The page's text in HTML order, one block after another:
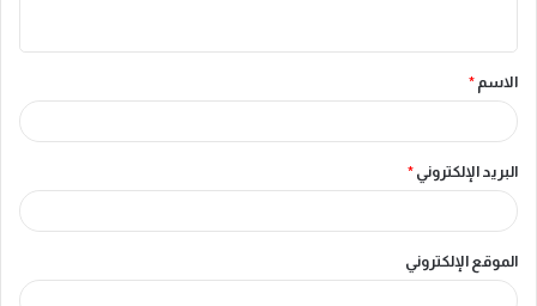
ق
*
الاسم *
البريد الإلكتروني *
الموقع الإلكتروني